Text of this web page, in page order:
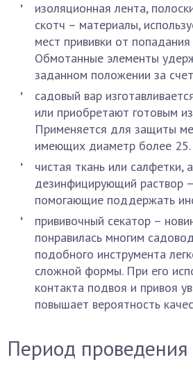
изоляционная лента,
скотч – материалы,
мест прививки от попадания
Обмотанные элементы
заданном положении за
садовый вар
или приобретают готовым
Применяется для защиты
имеющих диаметр более
чистая ткань или салфетки,
дезинфицирующий раствор
помогающие поддержать
прививочный секатор –
понравилась многим
подобного инструмента
сложной формы. При его
контакта подвоя и привоя
повышает вероятность
Период проведения